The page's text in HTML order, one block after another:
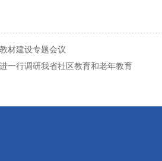
材建设专题会议
一行调研我省社区教育和老年教育